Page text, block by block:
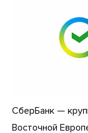
СберБанк —
Восточной